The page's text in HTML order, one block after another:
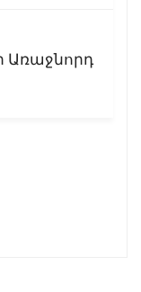
Առաջնորդ